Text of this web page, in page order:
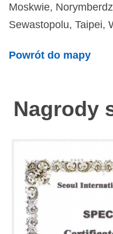
Moskwie,
Sewastopolu, Taipei,
Powrót do mapy
Nagrody